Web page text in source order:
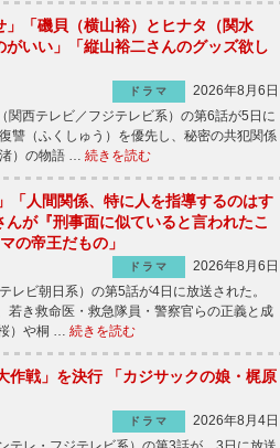
」「磯貝（横山裕）とヒナタ（関水
いい」「縦山裕二さんのグッズ欲し
ドラマ
2026年8月6日
西テレビ／フジテレビ系）の第6話が5日に
（ふくしゅう）を優先し、秘密の共犯関係
）の物語 … 続きを読む
「人間関係、特に人を指導するのはす
が『刑事面に似ていると言われたこ
の帝王だもの」
ドラマ
2026年8月6日
ビ朝日系）の第5話が4日に放送された。
き救命医・救急隊員・警察官らの正義と成
）や桐 … 続きを読む
作戦」を決行 「カジサックの娘・梶原
ドラマ
2026年8月4日